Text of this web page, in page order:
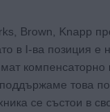
Brown, Knapp
в І-ва позиция е
компенсаторно
това
се състои в